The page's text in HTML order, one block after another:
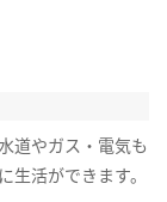
道やガス・電気も
生活ができます。